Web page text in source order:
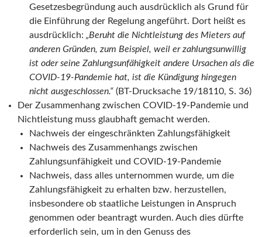
Gesetzesbegründung auch ausdrücklich als Grund für
die Einführung der Regelung angeführt. Dort heißt es
ausdrücklich: „Beruht die Nichtleistung des Mieters auf
anderen Gründen, zum Beispiel, weil er zahlungsunwillig
ist oder seine Zahlungsunfähigkeit andere Ursachen als die
COVID-19-Pandemie hat, ist die Kündigung hingegen
nicht ausgeschlossen.“ (BT-Drucksache 19/18110, S. 36)
Der Zusammenhang zwischen COVID-19-Pandemie und
Nichtleistung muss glaubhaft gemacht werden.
Nachweis der eingeschränkten Zahlungsfähigkeit
Nachweis des Zusammenhangs zwischen
Zahlungsunfähigkeit und COVID-19-Pandemie
Nachweis, dass alles unternommen wurde, um die
Zahlungsfähigkeit zu erhalten bzw. herzustellen,
insbesondere ob staatliche Leistungen in Anspruch
genommen oder beantragt wurden. Auch dies dürfte
erforderlich sein, um in den Genuss des